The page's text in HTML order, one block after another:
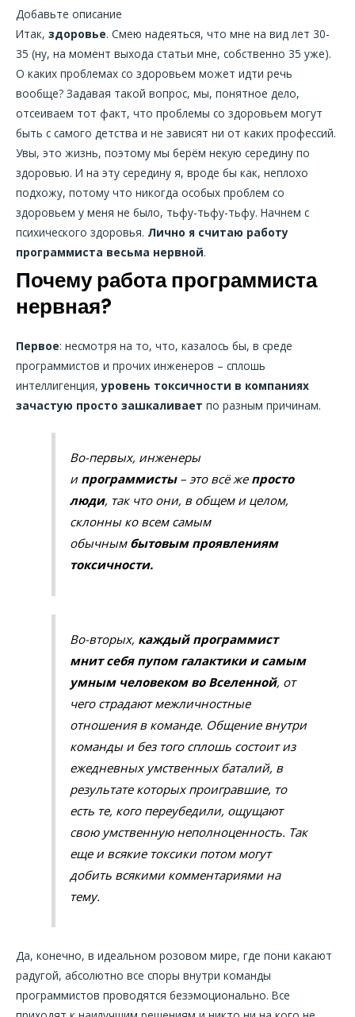
Добавьте описание
Итак, здоровье. Смею надеяться, что мне на вид лет 30-
35 (ну, на момент выхода статьи мне, собственно 35 уже).
О каких проблемах со здоровьем может идти речь
вообще? Задавая такой вопрос, мы, понятное дело,
отсеиваем тот факт, что проблемы со здоровьем могут
быть с самого детства и не зависят ни от каких профессий.
Увы, это жизнь, поэтому мы берём некую середину по
здоровью. И на эту середину я, вроде бы как, неплохо
подхожу, потому что никогда особых проблем со
здоровьем у меня не было, тьфу-тьфу-тьфу. Начнем с
психического здоровья. Лично я считаю работу
программиста весьма нервной.
Почемуработа программиста
нервная?
Первое: несмотря на то, что, казалось бы, в среде
программистов и прочих инженеров – сплошь
интеллигенция,уровень токсичности в компаниях
зачастую просто зашкаливает по разным причинам.
Во-первых, инженеры
и программисты– это всё же просто
люди, так что они, в общем и целом,
склонны ко всем самым
обычным бытовым проявлениям
токсичности.
Во-вторых, каждый программист
мнит себя пупом галактики и самым
умным человеком во Вселенной, от
чего страдают межличностные
отношения в команде. Общение внутри
команды и без того сплошь состоит из
ежедневных умственных баталий, в
результате которых проигравшие, то
есть те, кого переубедили, ощущают
свою умственную неполноценность. Так
еще и всякие токсики потом могут
добить всякими комментариями на
тему.
Да, конечно, в идеальном розовом мире, где пони какают
радугой, абсолютно все споры внутри команды
программистов проводятся безэмоционально. Все